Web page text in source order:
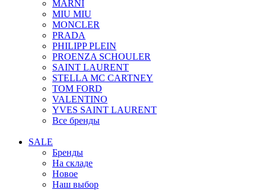
MARNI
MIU MIU
MONCLER
PRADA
PHILIPP PLEIN
PROENZA SCHOULER
SAINT LAURENT
STELLA MC CARTNEY
TOM FORD
VALENTINO
YVES SAINT LAURENT
Все бренды
SALE
Бренды
На складе
Новое
Наш выбор